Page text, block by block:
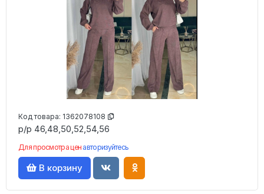
Код товара: 1362078108
р/р 46,48,50,52,54,56
Для просмотра цен авторизуйтесь
В корзину